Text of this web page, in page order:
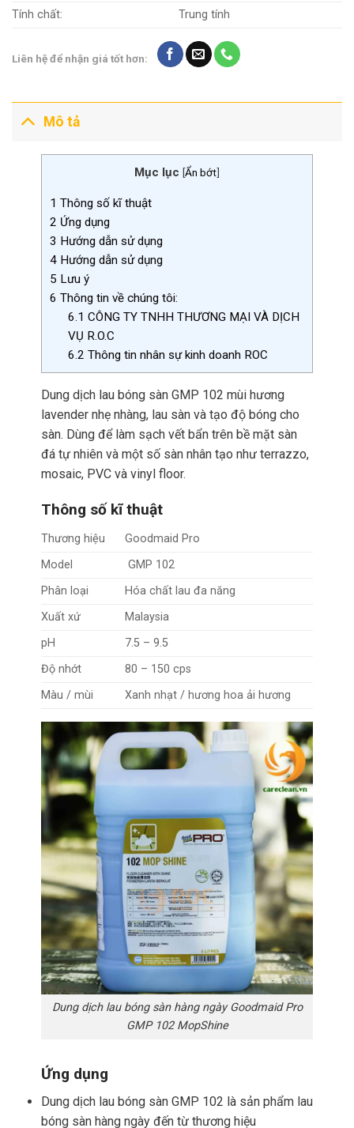
Tính chất:
Trung tính
Liên hệ để nhận giá tốt hơn:
Mô tả
Mục lục [Ẩn bớt]
1 Thông số kĩ thuật
2 Ứng dụng
3 Hướng dẫn sử dụng
4Hướng dẫn sử dụng
5 Lưu ý
6 Thông tin về chúng tôi:
6.1 CÔNG TY TNHH THƯƠNG MẠI VÀ DỊCH
VỤ R.O.C
6.2 Thông tin nhân sự kinh doanh ROC
Dung dịch lau bóng sàn GMP 102 mùi hương
lavender nhẹ nhàng, lau sàn và tạo độ bóng cho
sàn. Dùng để làm sạch vết bẩn trên bề mặt sàn
đá tự nhiên và một số sàn nhân tạo như terrazzo,
mosaic, PVC và vinyl floor.
Thông số kĩ thuật
Thương hiệu
Goodmaid Pro
Model
GMP 102
Phân loại
Hóa chất lau đa năng
Xuất xứ
Malaysia
pH
7.5 – 9.5
Độ nhớt
80 – 150 cps
Màu / mùi
Xanh nhạt / hương hoa ải hương
Dung dịch lau bóng sàn hàng ngày Goodmaid Pro
GMP 102 MopShine
Ứng dụng
Dung dịch lau bóng sàn GMP 102 là sản phẩm lau
bóng sàn hàng ngày đến từ thương hiệu